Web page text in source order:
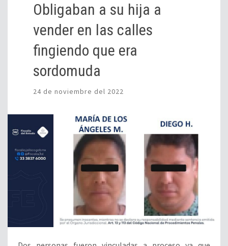
Obligaban a su hija a
vender en las calles
fingiendo que era
sordomuda
24 de noviembre del 2022